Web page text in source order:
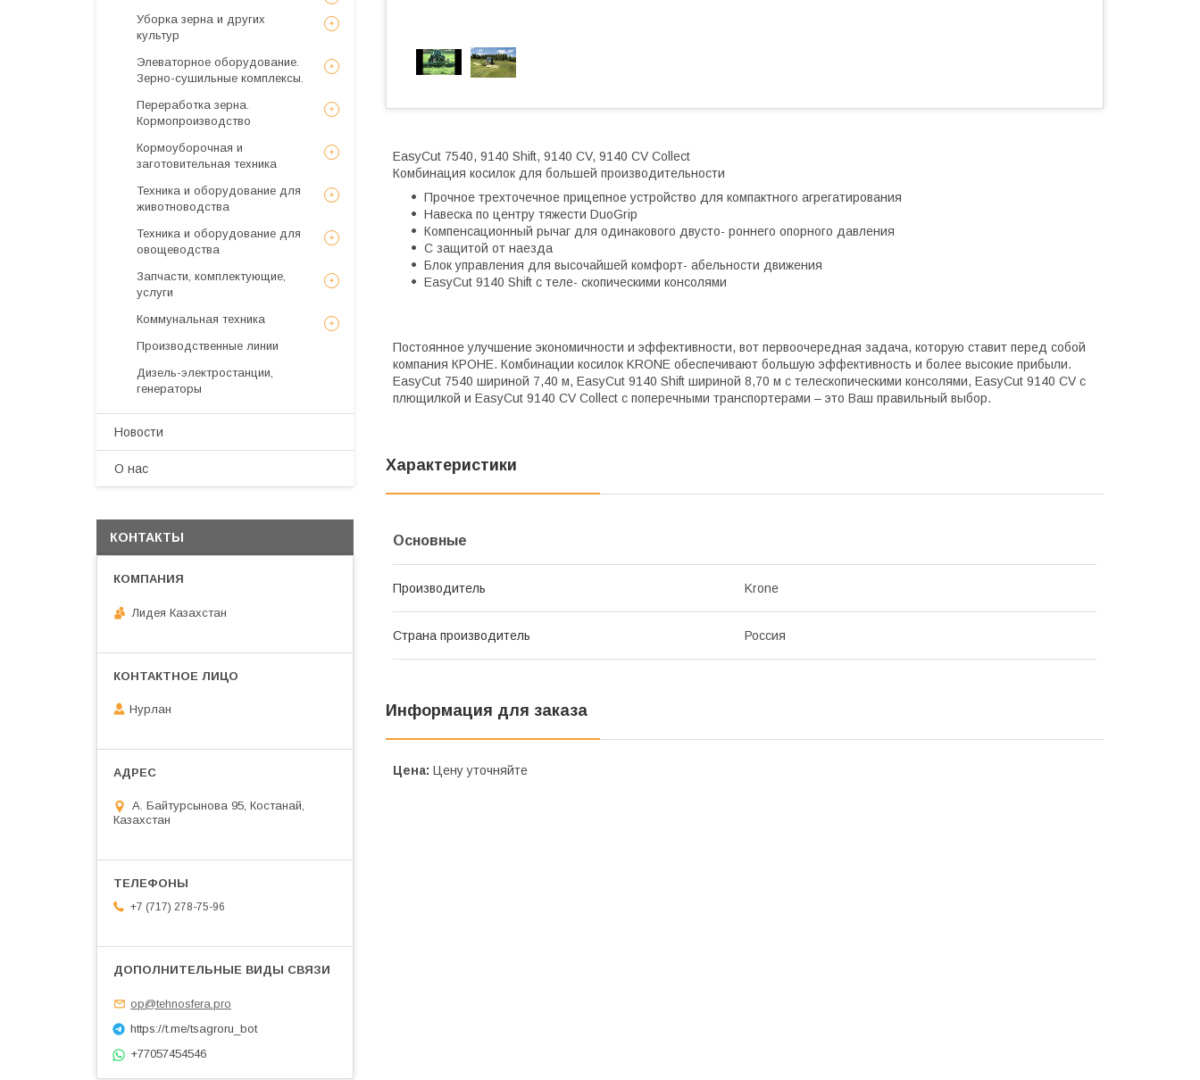
EasyCut 7540, 9140 Shift, 9140 CV, 9140 CV Collect
Комбинация косилок для большей производительности
Прочное трехточечное прицепное устройство для компактного агрегатирования
Навеска по центру тяжести DuoGrip
Компенсационный рычаг для одинакового двусто- роннего опорного давления
С защитой от наезда
Блок управления для высочайшей комфорт- абельности движения
EasyCut 9140 Shift с теле- скопическими консолями
Постоянное улучшение экономичности и эффективности, вот первоочередная задача, которую ставит перед собой
компания КРОНЕ. Комбинации косилок KRONE обеспечивают большую эффективность и более высокие прибыли.
EasyCut 7540 шириной 7,40 м, EasyCut 9140 Shift шириной 8,70 м с телескопическими консолями, EasyCut 9140 CV с
плющилкой и EasyCut 9140 CV Collect с поперечными транспортерами – это Ваш правильный выбор.
Характеристики
Основные
Производитель Krone
Страна производитель Россия
Информация для заказа
Цена: Цену уточняйте
Уборка зерна и других
культур
Элеваторное оборудование.
Зерно-сушильные комплексы.
Переработка зерна.
Кормопроизводство
Кормоуборочная и
заготовительная техника
Техника и оборудование для
животноводства
Техника и оборудование для
овощеводства
Запчасти, комплектующие,
услуги
Коммунальная техника
Производственные линии
Дизель-электростанции,
генераторы
Новости
О нас
КОНТАКТЫ
Лидея Казахстан
Нурлан
А. Байтурсынова 95, Костанай,
Казахстан
+7 (717) 278-75-96
op@tehnosfera.pro
https://t.me/tsagroru_bot
+77057454546